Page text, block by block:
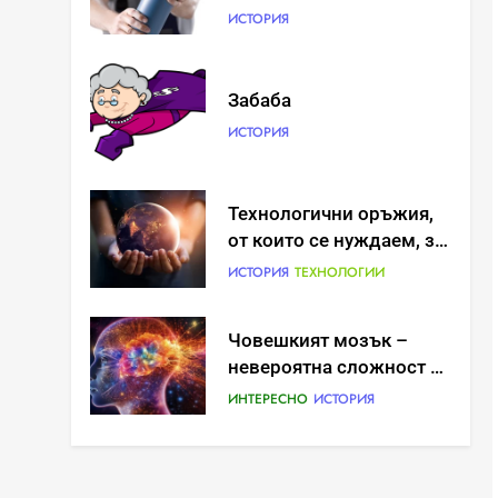
ИСТОРИЯ
Забаба
ИСТОРИЯ
Технологични оръжия,
от които се нуждаем, за
да се борим с
ИСТОРИЯ ТЕХНОЛОГИИ
Човешкият мозък –
невероятна сложност и
възможност
ИНТЕРЕСНО ИСТОРИЯ